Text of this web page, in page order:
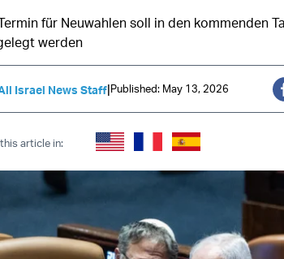
für Neuwahlen soll in den kommenden
werden
Israel News Staff|Published: May 13, 2026
article in: